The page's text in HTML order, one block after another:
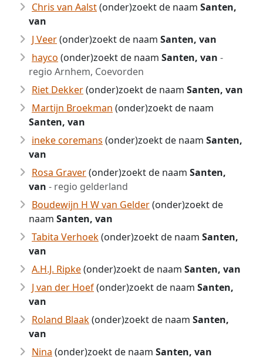
Chris van Aalst(onder)zoekt de naam Santen,
van
J Veer(onder)zoekt de naam Santen, van
hayco (onder)zoekt de naam Santen, van -
regio Arnhem, Coevorden
Riet Dekker(onder)zoekt de naam Santen, van
Martijn Broekman (onder)zoekt de naam
Santen, van
ineke coremans (onder)zoekt de naam Santen,
van
Rosa Graver(onder)zoekt de naam Santen,
van - regio gelderland
Boudewijn H W van Gelder(onder)zoekt de
naam Santen, van
Tabita Verhoek(onder)zoekt de naam Santen,
van
A.H.J. Ripke(onder)zoekt de naam Santen, van
J van der Hoef(onder)zoekt de naam Santen,
van
Roland Blaak(onder)zoekt de naam Santen,
van
Nina (onder)zoekt de naam Santen, van